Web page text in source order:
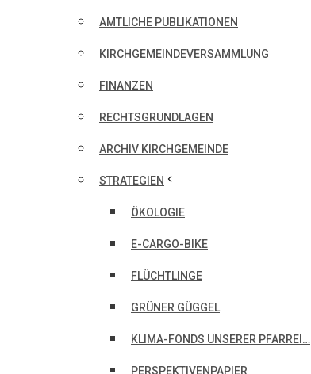
AMTLICHE PUBLIKATIONEN
KIRCHGEMEINDEVERSAMMLUNG
FINANZEN
RECHTSGRUNDLAGEN
ARCHIV KIRCHGEMEINDE
STRATEGIEN
ÖKOLOGIE
E-CARGO-BIKE
FLÜCHTLINGE
GRÜNER GÜGGEL
KLIMA-FONDS UNSERER PFARREI…
PERSPEKTIVENPAPIER